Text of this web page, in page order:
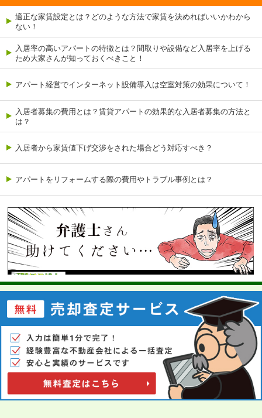
適正な家賃設定とは？どのような方法で家賃を決めればいいかわから
ない！
入居率の高いアパートの特徴とは？間取りや設備など入居率を上げる
ため大家さんが知っておくべきこと！
アパート経営でインターネット設備導入は空室対策の効果について！
入居者募集の費用とは？賃貸アパートの効果的な入居者募集の方法と
は？
入居者から家賃値下げ交渉をされた場合どう対応すべき？
アパートをリフォームする際の費用やトラブル事例とは？